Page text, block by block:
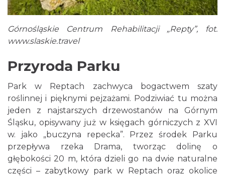
Górnośląskie Centrum Rehabilitacji „Repty”, fot.
www.slaskie.travel
Przyroda Parku
Park w Reptach zachwyca bogactwem szaty
roślinnej i pięknymi pejzażami. Podziwiać tu można
jeden z najstarszych drzewostanów na Górnym
Śląsku, opisywany już w księgach górniczych z XVI
w. jako „buczyna repecka”. Przez środek Parku
przepływa rzeka Drama, tworząc dolinę o
głębokości 20 m, która dzieli go na dwie naturalne
części – zabytkowy park w Reptach oraz okolice